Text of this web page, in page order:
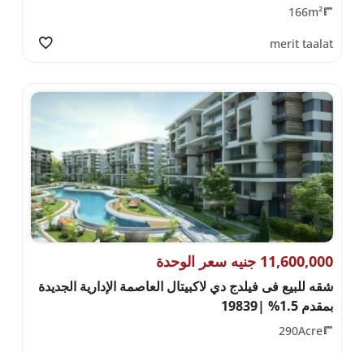
166m²
merit taalat
11,600,000 جنيه سعر الوحدة
شقه للبيع فى فيلدج دي لاكبيتال العاصمة الإدارية الجديدة
بمقدم 1.5% |19839
290Acre